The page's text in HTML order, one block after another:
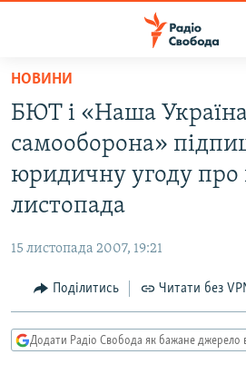
Перейти
основного
матеріалу
до
основної
Перейти
пошуку
ВСЕ ЗА ДОБУ
КУЛЬТУРА
СПОРТ
ДОНБАС.РЕАЛІЇ
КРИМ.РЕАЛІЇ
ТИ ЯК?
НОВИНИ
БЮТ і «Наша
самооборона»
юридичну угоду про
листопада
15 листопада 2007, 19:21
Поділитись Читати без
Додати Радіо Свобода як бажане джерело